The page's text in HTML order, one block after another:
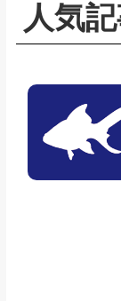
人気